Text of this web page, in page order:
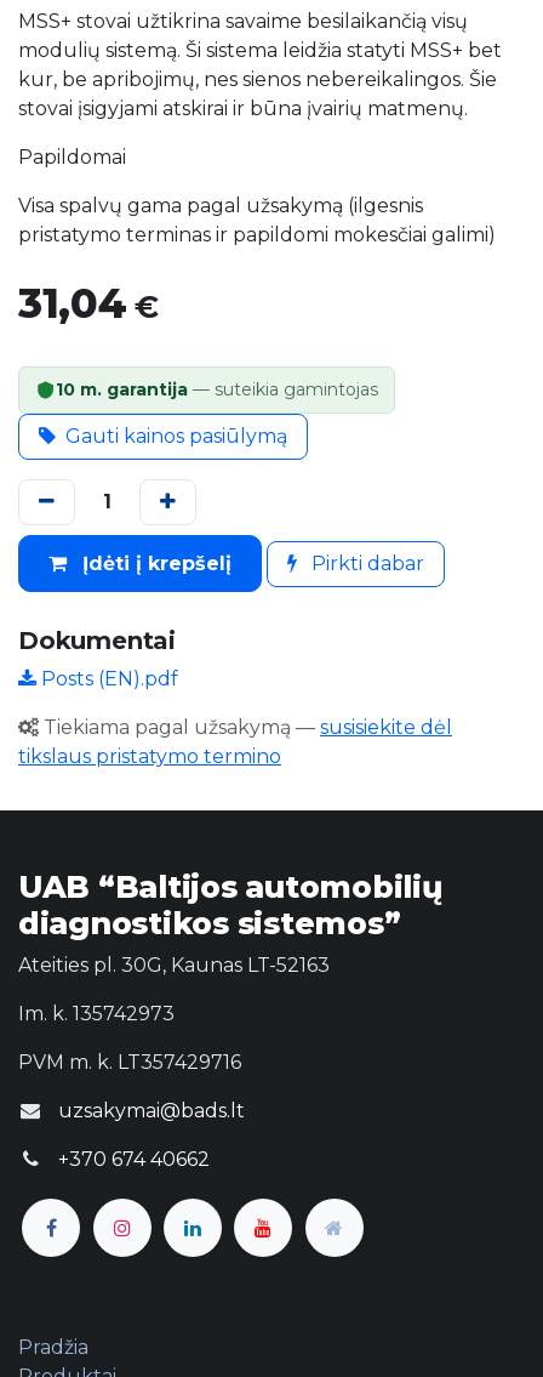
MSS+ stovai užtikrina savaime besilaikančią visų
modulių sistemą. Ši sistema leidžia statyti MSS+ bet
kur, be apribojimų, nes sienos nebereikalingos. Šie
stovai įsigyjami atskirai ir būna įvairių matmenų.
Papildomai
Visa spalvų gama pagal užsakymą (ilgesnis
pristatymo terminas ir papildomi mokesčiai galimi)
31,04 €
10 m. garantija — suteikia gamintojas
Gauti kainos pasiūlymą
Įdėti į krepšelį Pirkti dabar
Dokumentai
Posts (EN).pdf
Tiekiama pagal užsakymą — susisiekite dėl
tikslaus pristatymo termino
UAB “Baltijos automobilių
diagnostikos sistemos”
Ateities pl. 30G, Kaunas LT-52163
Im. k. 135742973
PVM m. k. LT357429716
uzsakymai@bads.lt
+370 674 40662
Pradžia